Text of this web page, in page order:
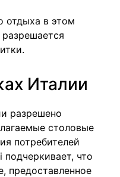
отдыха в этом
Италии
разрешено
столовые
потребителей
что
предоставленное